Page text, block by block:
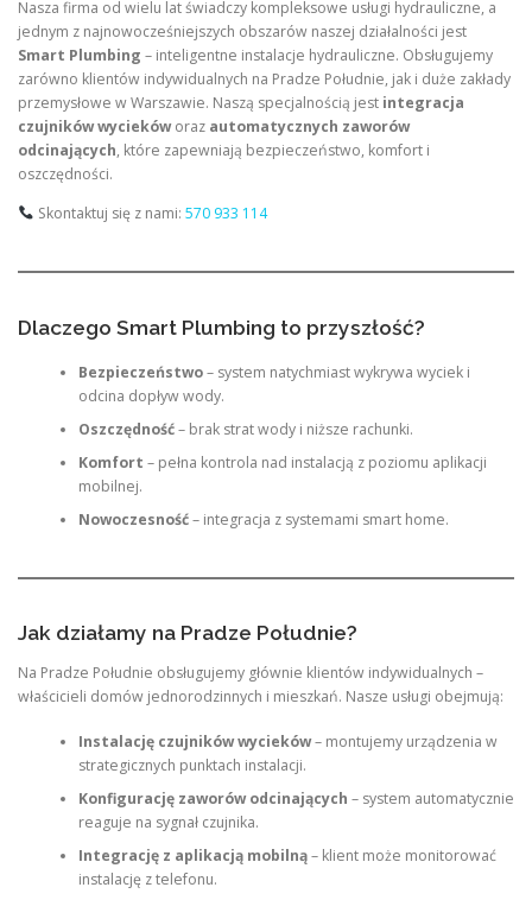
Nasza firma od wielu lat świadczy kompleksowe usługi hydrauliczne, a
jednym z najnowocześniejszych obszarów naszej działalności jest
Smart Plumbing – inteligentne instalacje hydrauliczne. Obsługujemy
zarówno klientów indywidualnych na Pradze Południe, jak i duże zakłady
przemysłowe w Warszawie. Naszą specjalnością jest integracja
czujników wyciekóworaz automatycznych zaworów
odcinających, które zapewniają bezpieczeństwo, komfort i
oszczędności.
Skontaktuj się z nami: 570 933 114
Dlaczego Smart Plumbing to przyszłość?
Bezpieczeństwo– system natychmiast wykrywa wyciek i
odcina dopływ wody.
Oszczędność– brak strat wody i niższe rachunki.
Komfort – pełna kontrola nad instalacją z poziomu aplikacji
mobilnej.
Nowoczesność– integracja z systemami smart home.
Jak działamy na Pradze Południe?
Na Pradze Południe obsługujemy głównie klientów indywidualnych –
właścicieli domów jednorodzinnych i mieszkań. Nasze usługi obejmują:
Instalację czujników wycieków– montujemy urządzenia w
strategicznych punktach instalacji.
Konfigurację zaworów odcinających – system automatycznie
reaguje na sygnał czujnika.
Integrację z aplikacją mobilną– klient może monitorować
instalację z telefonu.